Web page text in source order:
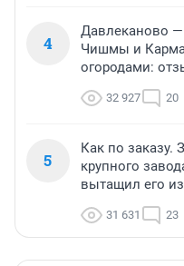
4
Давлеканово —
Чишмы и
огородами:
32 927 20
5
Как по заказу.
крупного
вытащил его
31 631 23